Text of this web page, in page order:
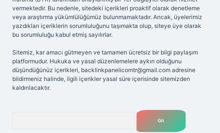
vermektedir. Bu nedenle, sitedeki içerikleri proaktif olarak denetleme
veya araştırma yükümlülüğümüz bulunmamaktadır. Ancak, üyelerimiz
yazdıkları içeriklerin sorumluluğunu taşımakta olup, siteye üye olarak
bu sorumluluğu kabul etmiş sayılırlar.
Sitemiz, kar amacı gütmeyen ve tamamen ücretsiz bir bilgi paylaşım
platformudur. Hukuka ve yasal düzenlemelere aykırı olduğunu
düşündüğünüz içerikleri, backlinkpanelicomtr@gmail.com adresine
bildirmeniz halinde, ilgili içerikler yasal süre içerisinde sitemizden
kaldırılacaktır.